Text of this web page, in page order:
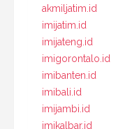
akmiljatim.id
imijatim.id
imijateng.id
imigorontalo.id
imibanten.id
imibali.id
imijambi.id
imikalbar.id